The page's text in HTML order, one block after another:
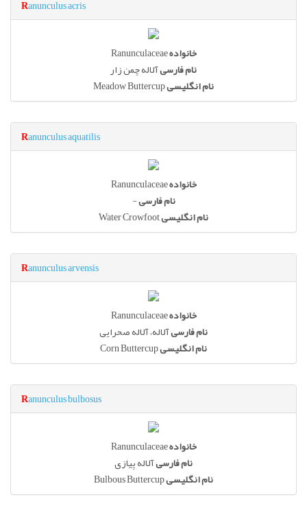
Ranunculus acris
خانوادهRanunculaceae
نام فارسیآلاله چمن زار
نام انگلیسیMeadow Buttercup
Ranunculus aquatilis
خانوادهRanunculaceae
نام فارسی-
نام انگلیسیWater Crowfoot
Ranunculus arvensis
خانوادهRanunculaceae
نام فارسیآلاله، آلاله صحرایی
نام انگلیسیCorn Buttercup
Ranunculus bulbosus
خانوادهRanunculaceae
نام فارسیآلاله پیازی
نام انگلیسیBulbous Buttercup